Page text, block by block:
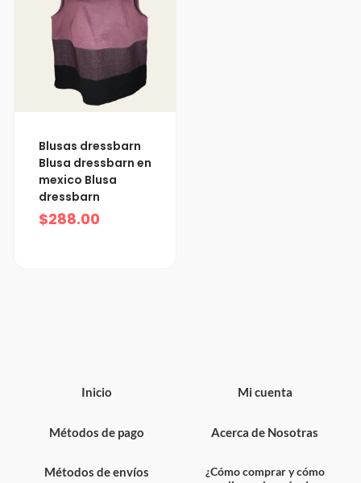
Blusas dressbarn
Blusa dressbarn en
mexico Blusa
dressbarn
$288.00
Inicio
Métodos de pago
Métodos de envíos
Mi cuenta
Acerca de Nosotras
¿Cómo comprar y cómo